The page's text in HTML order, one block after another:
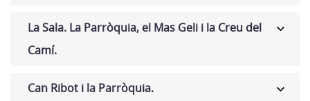
La Sala. La Parròquia, el Mas Geli i la Creu del
Camí.
Can Ribot i la Parròquia.